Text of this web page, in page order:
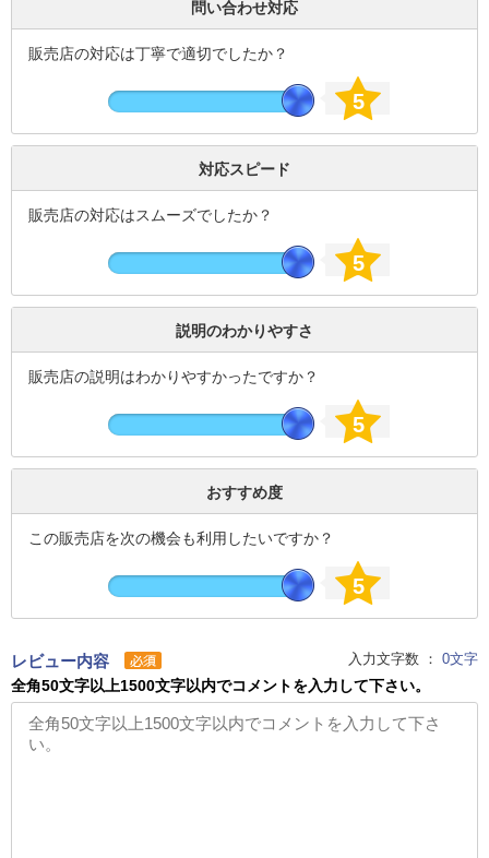
問い合わせ対応
販売店の対応は丁寧で適切でしたか？
5
対応スピード
販売店の対応はスムーズでしたか？
5
説明のわかりやすさ
販売店の説明はわかりやすかったですか？
5
おすすめ度
この販売店を次の機会も利用したいですか？
5
レビュー内容
全角50文字以上1500文字以内でコメントを入力して下さい。
入力文字数 ： 0文字